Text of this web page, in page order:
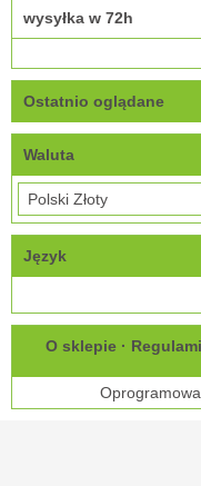
wysyłka w 72h
Ostatnio oglądane
Waluta
Język
O sklepie ·